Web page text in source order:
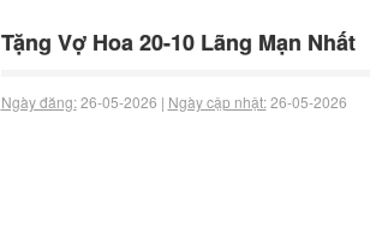
Tặng Vợ Hoa 20-10 Lãng Mạn Nhất
Ngày đăng:26-05-2026 | Ngày cập nhật:26-05-2026